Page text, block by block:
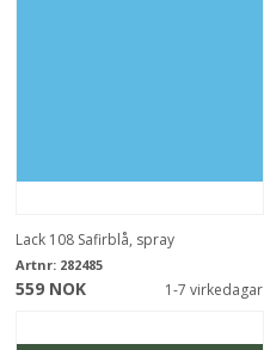
Lack 108 Safirblå, spray
Artnr: 282485
559 NOK 1-7 virkedagar